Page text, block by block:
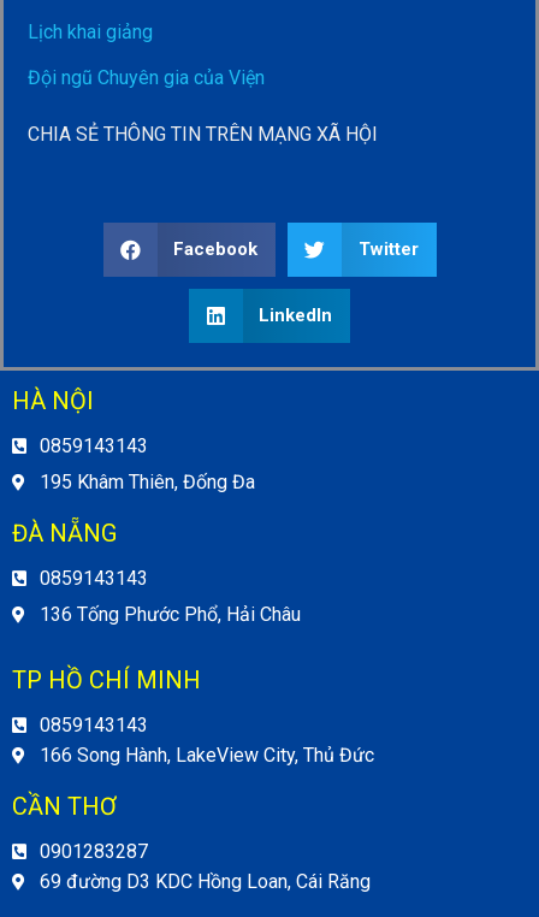
Lịch khai giảng
Đội ngũ Chuyên gia của Viện
CHIA SẺ THÔNG TIN TRÊN MẠNG XÃ HỘI
Facebook Twitter
LinkedIn
HÀ NỘI
0859143143
195 Khâm Thiên, Đống Đa
ĐÀ NẴNG
0859143143
136 Tống Phước Phổ, Hải Châu
TP HỒ CHÍ MINH
0859143143
166 Song Hành, LakeView City, Thủ Đức
CẦN THƠ
0901283287
69 đường D3 KDC Hồng Loan, Cái Răng